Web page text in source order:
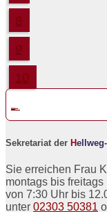
8
9
10
Sekretariat der Hellweg-
Sie erreichen Frau
montags bis freitags
von 7:30 Uhr bis
unter 02303 50381